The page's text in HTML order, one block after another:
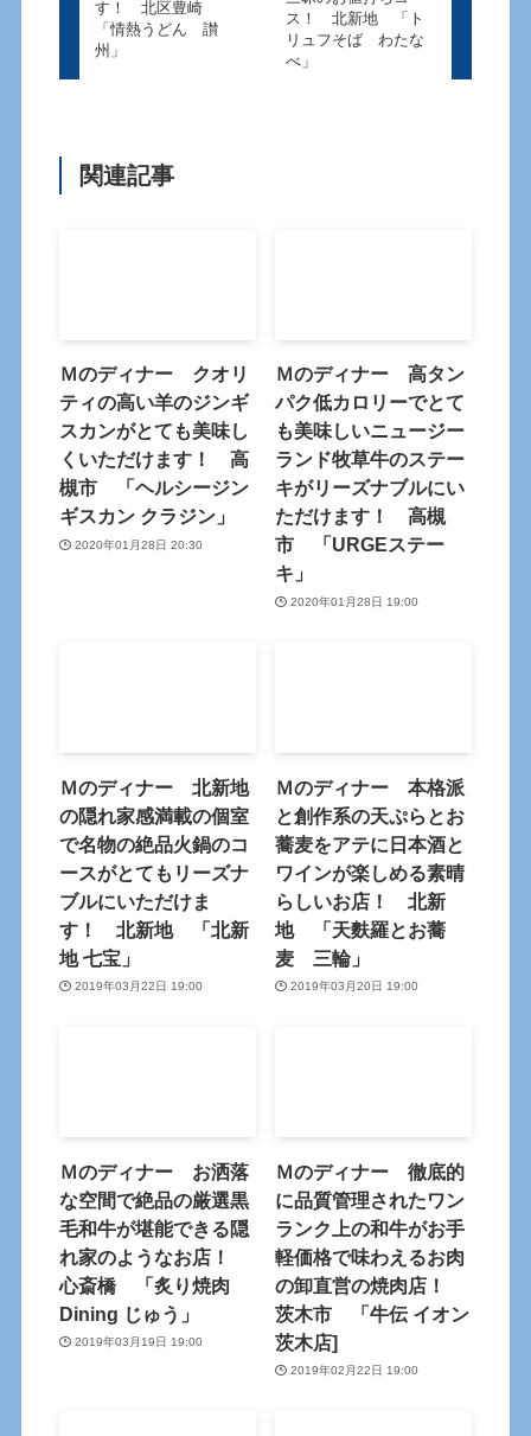
す！ 北区豊崎
「情熱うどん 讃
州」
ス！ 北新地 「ト
リュフそば わたな
べ」
関連記事
Ｍのディナー クオリ
ティの高い羊のジンギ
スカンがとても美味し
くいただけます！ 高
槻市 「ヘルシージン
ギスカン クラジン」
2020年01月28日 20:30
Ｍのディナー 高タン
パク低カロリーでとて
も美味しいニュージー
ランド牧草牛のステー
キがリーズナブルにい
ただけます！ 高槻
市 「URGEステー
キ」
2020年01月28日 19:00
Ｍのディナー 北新地
の隠れ家感満載の個室
で名物の絶品火鍋のコ
ースがとてもリーズナ
ブルにいただけま
す！ 北新地 「北新
地 七宝」
2019年03月22日 19:00
Ｍのディナー 本格派
と創作系の天ぷらとお
蕎麦をアテに日本酒と
ワインが楽しめる素晴
らしいお店！ 北新
地 「天麩羅とお蕎
麦 三輪」
2019年03月20日 19:00
Ｍのディナー お洒落
な空間で絶品の厳選黒
毛和牛が堪能できる隠
れ家のようなお店！
心斎橋 「炙り焼肉
Dining じゅう」
2019年03月19日 19:00
Ｍのディナー 徹底的
に品質管理されたワン
ランク上の和牛がお手
軽価格で味わえるお肉
の卸直営の焼肉店！
茨木市 「牛伝 イオン
茨木店]
2019年02月22日 19:00